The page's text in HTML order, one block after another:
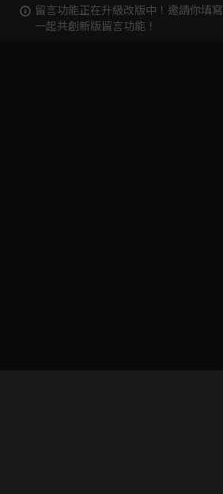
留言功能正在升級改版中！邀請你填寫
一起共創新版留言功能！